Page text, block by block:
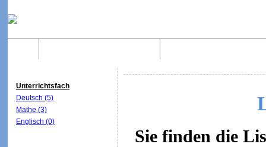
Unterrichtsfach
Deutsch (5)
Mathe (3)
Englisch (0)
Sie finden die